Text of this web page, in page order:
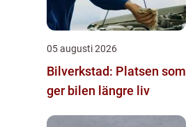
05 augusti 2026
Bilverkstad: Platsen som
ger bilen längre liv